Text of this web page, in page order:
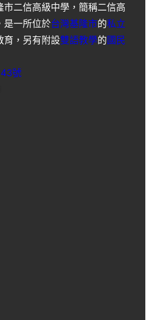
市二信高級中學 ，簡稱二信高
是一所位於台灣基隆市的私立
育，另有附設雙語教學的國民
號